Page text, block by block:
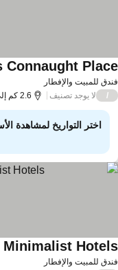
للمبيت والإفطار
Connaught
لا يوجد تصنيف 2.6 كم إلى وسط المدينة
اختر التواريخ لمشاهدة
للمبيت والإفطار
Minimalist